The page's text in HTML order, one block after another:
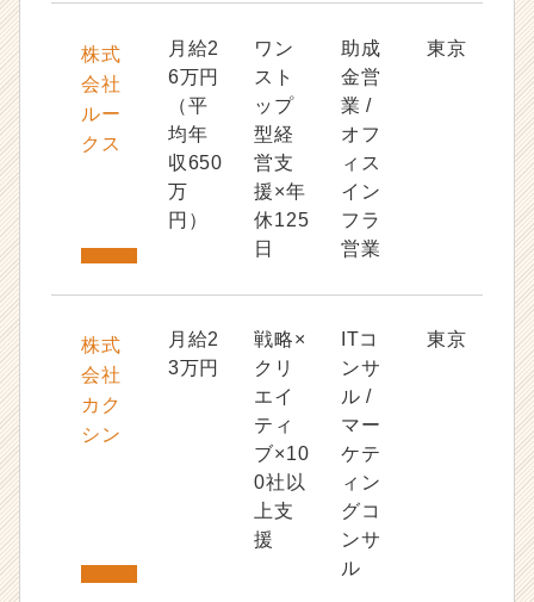
株式
会社
ルー
クス
月給2
6万円
（平
均年
収650
万
円）
ワン
スト
ップ
型経
営支
援×年
休125
日
助成
金営
業 /
オフ
ィス
イン
フラ
営業
東京
株式
会社
カク
シン
月給2
3万円
戦略×
クリ
エイ
ティ
ブ×10
0社以
上支
援
ITコ
ンサ
ル /
マー
ケテ
ィン
グコ
ンサ
ル
東京